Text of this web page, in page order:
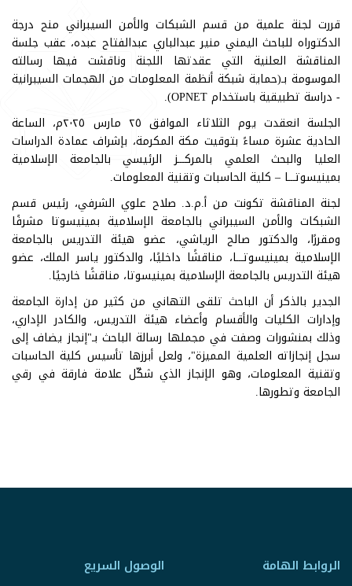
قررت لجنة علمية من قسم الشبكات والأمن السيبراني منح درجة
الدكتوراه للباحث اليمني منير عبدالباري عبدالفتاح عبده، عقب جلسة
المناقشة العلنية التي عقدتها اللجنة وناقشت فيها رسالته
الموسومة بـ(حماية شبكة أنظمة المعلومات من الهجمات السيبرانية
- دراسة تطبيقية باستخدام OPNET).
الجلسة انعقدت يوم الثلاثاء الموافق ٢٥ مارس ٢٠٢٥م، الساعة
الحادية عشرة مساءً بتوقيت مكة المكرمة، بإشراف عمادة الدراسات
العليا والبحث العلمي بالمركـــز الرئيسي بالجامعة الإسلامية
بمينيسوتـــا – كلية الحاسبات وتقنية المعلومات.
لجنة المناقشة تكونت من أ.م.د. صلاح علوي الشرفي، رئيس قسم
الشبكات والأمن السيبراني بالجامعة الإسلامية بمينيسوتا مشرفًا
ومقررًا، والدكتور صالح الرياشي، عضو هيئة التدريس بالجامعة
الإسلامية بمينيسوتـــا، مناقشًا داخليًا، والدكتور ياسر الملك، عضو
هيئة التدريس بالجامعة الإسلامية بمينيسوتا، مناقشًا خارجيًا.
الجدير بالذكر أن الباحث تلقى التهاني من كثير من إدارة الجامعة
وإدارات الكليات والأقسام وأعضاء هيئة التدريس، والكادر الإداري،
وذلك بمنشورات وصفت في مجملها رسالة الباحث بـ"إنجاز يضاف إلى
سجل إنجازاته العلمية المميزة"، ولعل أبرزها تأسيس كلية الحاسبات
وتقنية المعلومات، وهو الإنجاز الذي شكّل علامة فارقة في رقي
الجامعة وتطورها.
الروابط الهامة الوصول السريع